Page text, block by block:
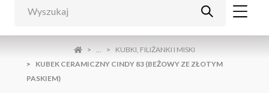
...
KUBKI, FILIŻANKI I MISKI
KUBEK CERAMICZNY CINDY 83 (BEŻOWY ZE ZŁOTYM
PASKIEM)